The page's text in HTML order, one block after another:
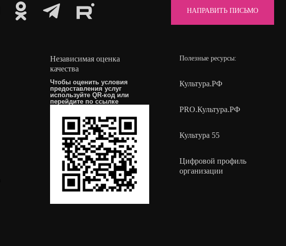
НАПРАВИТЬ ПИСЬМО
Независимая оценка
качества
Чтобы оценить условия
предоставления услуг
используйте QR-код или
перейдите поссылке
Полезные ресурсы:
Культура.РФ
PRO.Культура.РФ
Культура 55
Цифровой профиль
организации